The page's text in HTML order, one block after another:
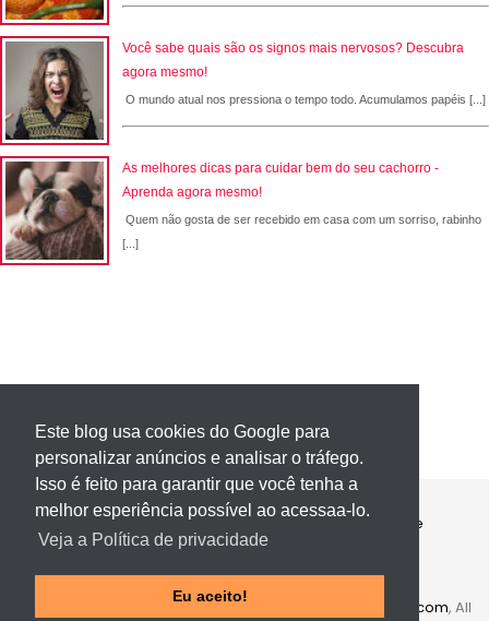
Este blog usa cookies do Google para
personalizar anúncios e analisar o tráfego.
Isso é feito para garantir que você tenha a
melhor esperiência possível ao acessaa-lo.
Veja a Política de privacidade
Eu aceito!
Você sabe quais são os signos mais nervosos? Descubra
agora mesmo!
O mundo atual nos pressiona o tempo todo. Acumulamos papéis [...]
As melhores dicas para cuidar bem do seu cachorro -
Aprenda agora mesmo!
Quem não gosta de ser recebido em casa com um sorriso, rabinho
[...]
Contato Política de Privacidade
Sobre
Portal Vídeo.Template Themeindie.com, All